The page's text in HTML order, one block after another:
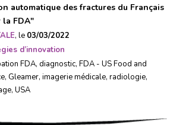
automatique des fractures du Français
la FDA"
, le 03/03/2022
d’innovation
FDA, diagnostic, FDA - US Food and
, Gleamer, imagerie médicale, radiologie,
, USA